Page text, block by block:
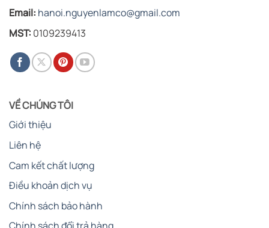
Email: hanoi.nguyenlamco@gmail.com
MST: 0109239413
VỀ CHÚNG TÔI
Giới thiệu
Liên hệ
Cam kết chất lượng
Điều khoản dịch vụ
Chính sách bảo hành